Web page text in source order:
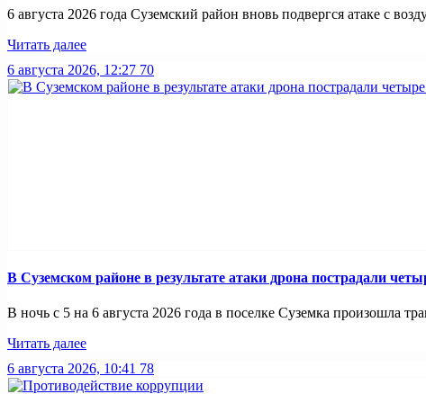
6 августа 2026 года Суземский район вновь подвергся атаке с
Читать далее
6 августа 2026, 12:27 70
В Суземском районе в результате атаки дрона пострадали
В ночь с 5 на 6 августа 2026 года в поселке Суземка произошла
Читать далее
6 августа 2026, 10:41 78